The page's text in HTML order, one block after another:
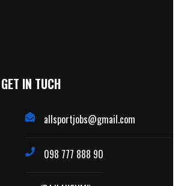
GET IN TUCH
allsportjobs@gmail.com
098 777 888 90